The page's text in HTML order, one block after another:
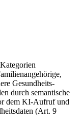
Gesundheits-
durch semantische
dem KI-Aufruf und
(Art. 9